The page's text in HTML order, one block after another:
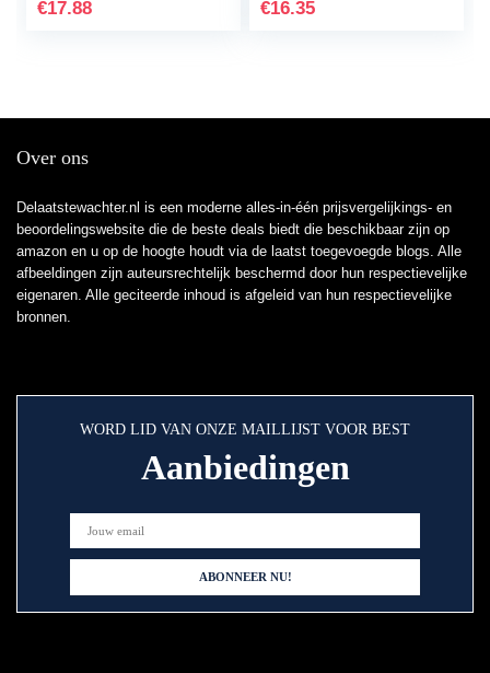
€17.88 €16.35
Over ons
Delaatstewachter.nl is een moderne alles-in-één prijsvergelijkings- en
beoordelingswebsite die de beste deals biedt die beschikbaar zijn op
amazon en u op de hoogte houdt via de laatst toegevoegde blogs. Alle
afbeeldingen zijn auteursrechtelijk beschermd door hun respectievelijke
eigenaren. Alle geciteerde inhoud is afgeleid van hun respectievelijke
bronnen.
WORD LID VAN ONZE MAILLIJST VOOR BEST
Aanbiedingen